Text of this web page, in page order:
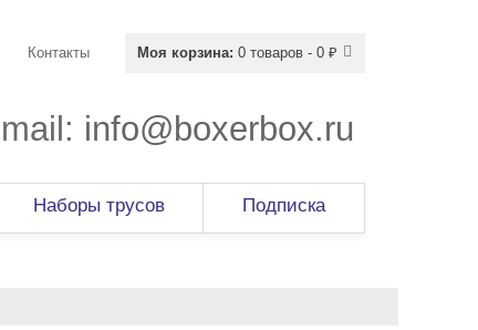
Моя корзина: 0 товаров - 0 ₽
Контакты
info@boxerbox.ru
Наборы трусов Подписка